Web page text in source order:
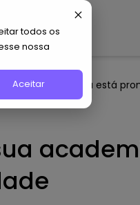
todos os
nossa
Aceitar
que sua academia está